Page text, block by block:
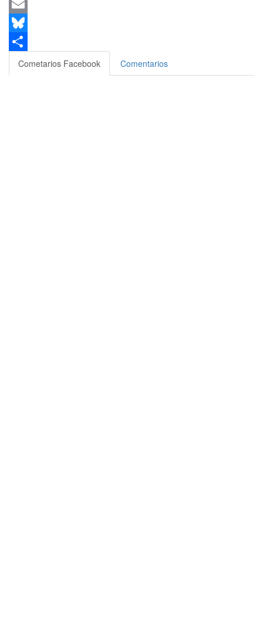
Messenger
Email
Bluesky
Compartir
Cometarios Facebook Comentarios